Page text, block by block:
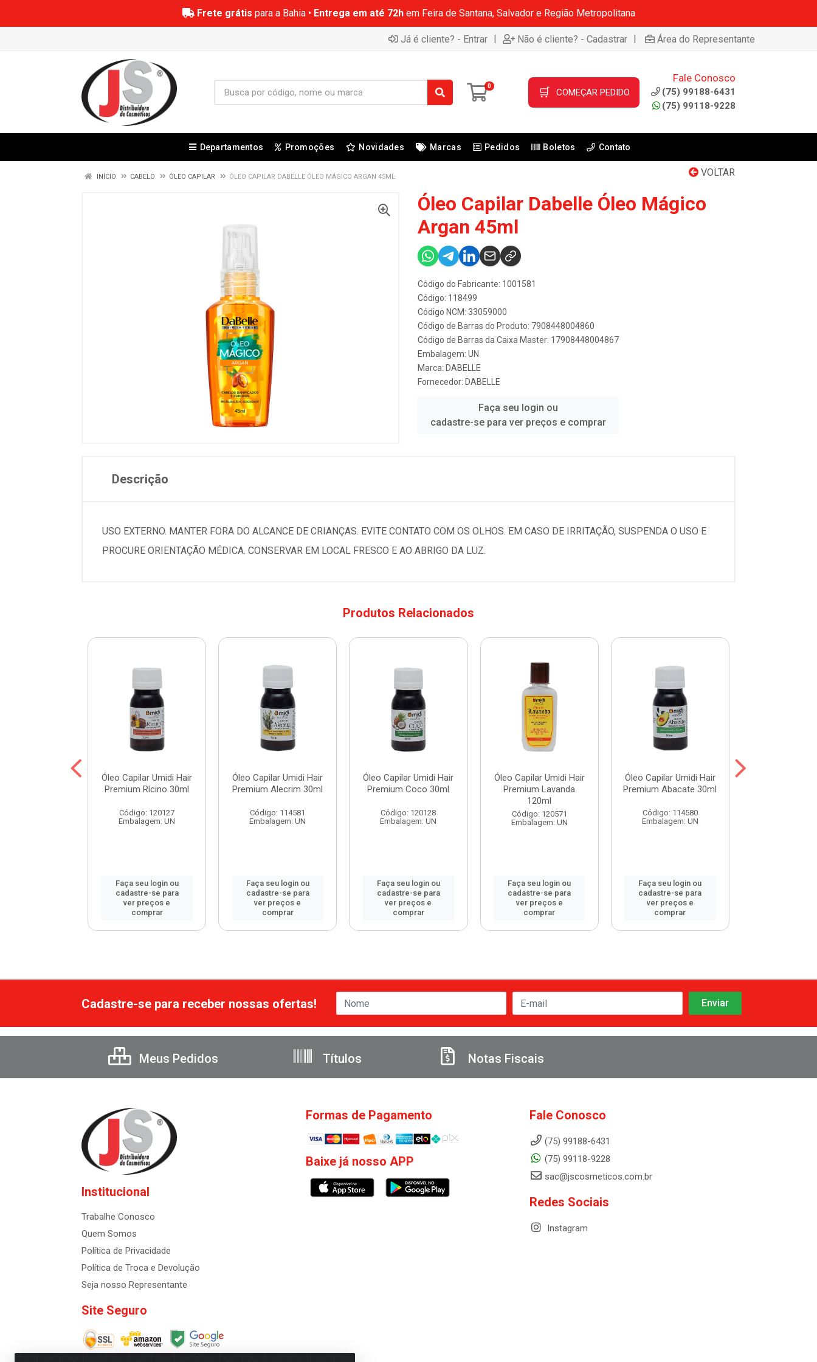
Frete grátis para a Bahia • Entrega em até 72hem Feira de Santana, Salvador e Região Metropolitana
Já é cliente? - Entrar | Não é cliente? - Cadastrar | Área do Representante
0 🛒 COMEÇAR PEDIDO
Fale Conosco
(75) 99188-6431
(75) 99118-9228
Departamentos Promoções Novidades Marcas Pedidos Boletos Contato
VOLTAR
INÍCIO CABELO ÓLEO CAPILAR ÓLEO CAPILAR DABELLE ÓLEO MÁGICO ARGAN 45ML
Óleo Capilar Dabelle Óleo Mágico
Argan 45ml
Código do Fabricante: 1001581
Código: 118499
Código NCM: 33059000
Código de Barras do Produto: 7908448004860
Código de Barras da Caixa Master: 17908448004867
Embalagem: UN
Marca: DABELLE
Fornecedor: DABELLE
Faça seu login ou
cadastre-se para ver preços e comprar
Descrição
USO EXTERNO. MANTER FORA DO ALCANCE DE CRIANÇAS. EVITE CONTATO COM OS OLHOS. EM CASO DE IRRITAÇÃO, SUSPENDA O USO E
PROCURE ORIENTAÇÃO MÉDICA. CONSERVAR EM LOCAL FRESCO E AO ABRIGO DA LUZ.
Produtos Relacionados
Óleo Capilar Umidi Hair
Premium Rícino 30ml
Código: 120127
Embalagem: UN
Faça seu login ou
cadastre-se para
ver preços e
comprar
Óleo Capilar Umidi Hair
Premium Alecrim 30ml
Código: 114581
Embalagem: UN
Faça seu login ou
cadastre-se para
ver preços e
comprar
Óleo Capilar Umidi Hair
Premium Coco 30ml
Código: 120128
Embalagem: UN
Faça seu login ou
cadastre-se para
ver preços e
comprar
Óleo Capilar Umidi Hair
Premium Lavanda
120ml
Código: 120571
Embalagem: UN
Faça seu login ou
cadastre-se para
ver preços e
comprar
Óleo Capilar Umidi Hair
Premium Abacate 30ml
Código: 114580
Embalagem: UN
Faça seu login ou
cadastre-se para
ver preços e
comprar
Cadastre-se para receber nossas ofertas!
Meus Pedidos Títulos Notas Fiscais
Institucional
Trabalhe Conosco
Quem Somos
Política de Privacidade
Política de Troca e Devolução
Seja nosso Representante
Site Seguro
Formas de Pagamento
Baixe já nosso APP
Fale Conosco
(75) 99188-6431
(75) 99118-9228
sac@jscosmeticos.com.br
Redes Sociais
Instagram